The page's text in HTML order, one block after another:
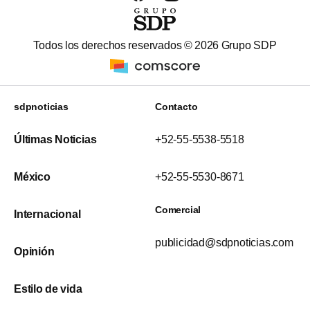
Todos los derechos reservados © 2026 Grupo SDP
sdpnoticias
Últimas Noticias
México
Internacional
Opinión
Estilo de vida
Contacto
+52-55-5538-5518
+52-55-5530-8671
Comercial
publicidad@sdpnoticias.com